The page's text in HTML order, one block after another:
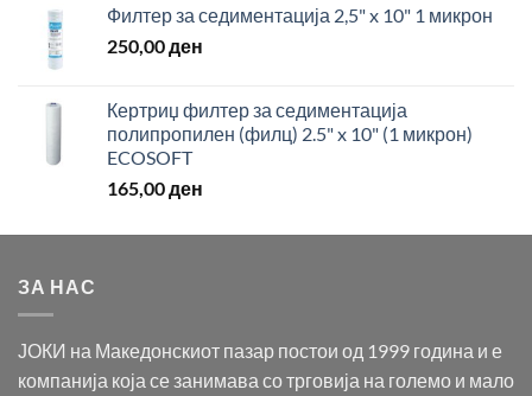
Филтер за седиментација 2,5" x 10" 1 микрон
250,00ден
Кертриџ филтер за седиментација
полипропилен (филц) 2.5" x 10" (1 микрон)
ECOSOFT
165,00ден
ЗА НАС
ЈОКИ на Македонскиот пазар постои од 1999 година и е
компанија која се занимава со трговија на големо и мало